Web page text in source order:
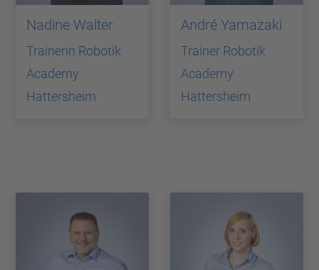
Nadine Walter
Trainerin Robotik
Academy
Hattersheim
André Yamazaki
Trainer Robotik
Academy
Hattersheim